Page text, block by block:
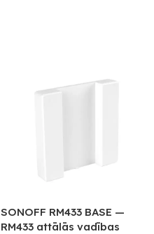
SONOFF RM433 BASE —
RM433 attālās vadības